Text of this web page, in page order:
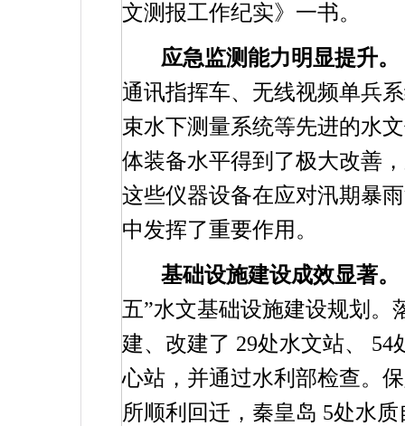
文测报工作纪实》一书。
应急监测能力明显提升。
通讯指挥车、无线视频单兵
束水下测量系统等先进的水
体装备水平得到了极大改善
这些仪器设备在应对汛期暴
中发挥了重要作用。
基础设施建设成效显著。
五”水文基础设施建设规划
建、改建了 29处水文站、 54
心站，并通过水利部检查。
所顺利回迁，秦皇岛 5处水质